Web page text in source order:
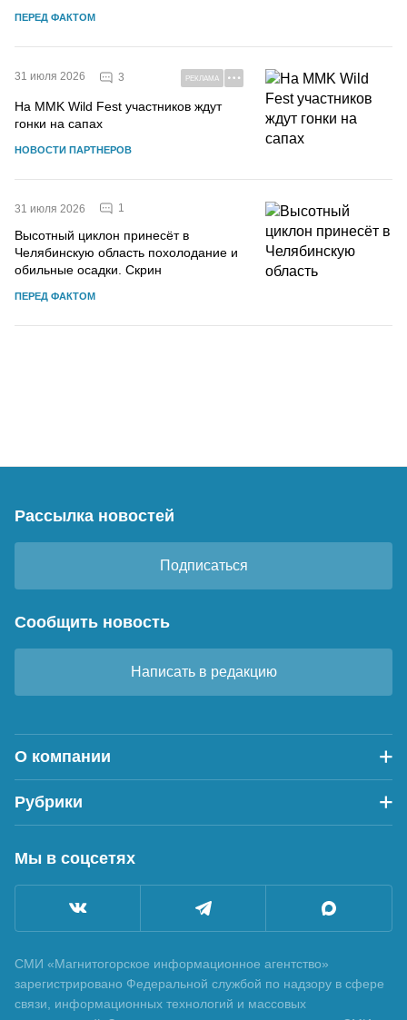
ПЕРЕД ФАКТОМ
31 июля 2026 3 РЕКЛАМА
На MMK Wild Fest участников ждут
гонки на сапах
НОВОСТИ ПАРТНЕРОВ
31 июля 2026 1
Высотный циклон принесёт в
Челябинскую область похолодание и
обильные осадки. Скрин
ПЕРЕД ФАКТОМ
Рассылка новостей
Подписаться
Сообщить новость
Написать в редакцию
О компании
Рубрики
Мы в соцсетях
СМИ «Магнитогорское информационное агентство»
зарегистрировано Федеральной службой по надзору в сфере
связи, информационных технологий и массовых